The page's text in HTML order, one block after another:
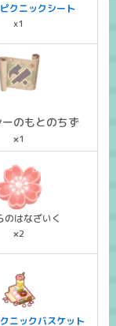
クニックシート
x1
のもとのちず
×1
のはなざいく
×2
ニックバスケット